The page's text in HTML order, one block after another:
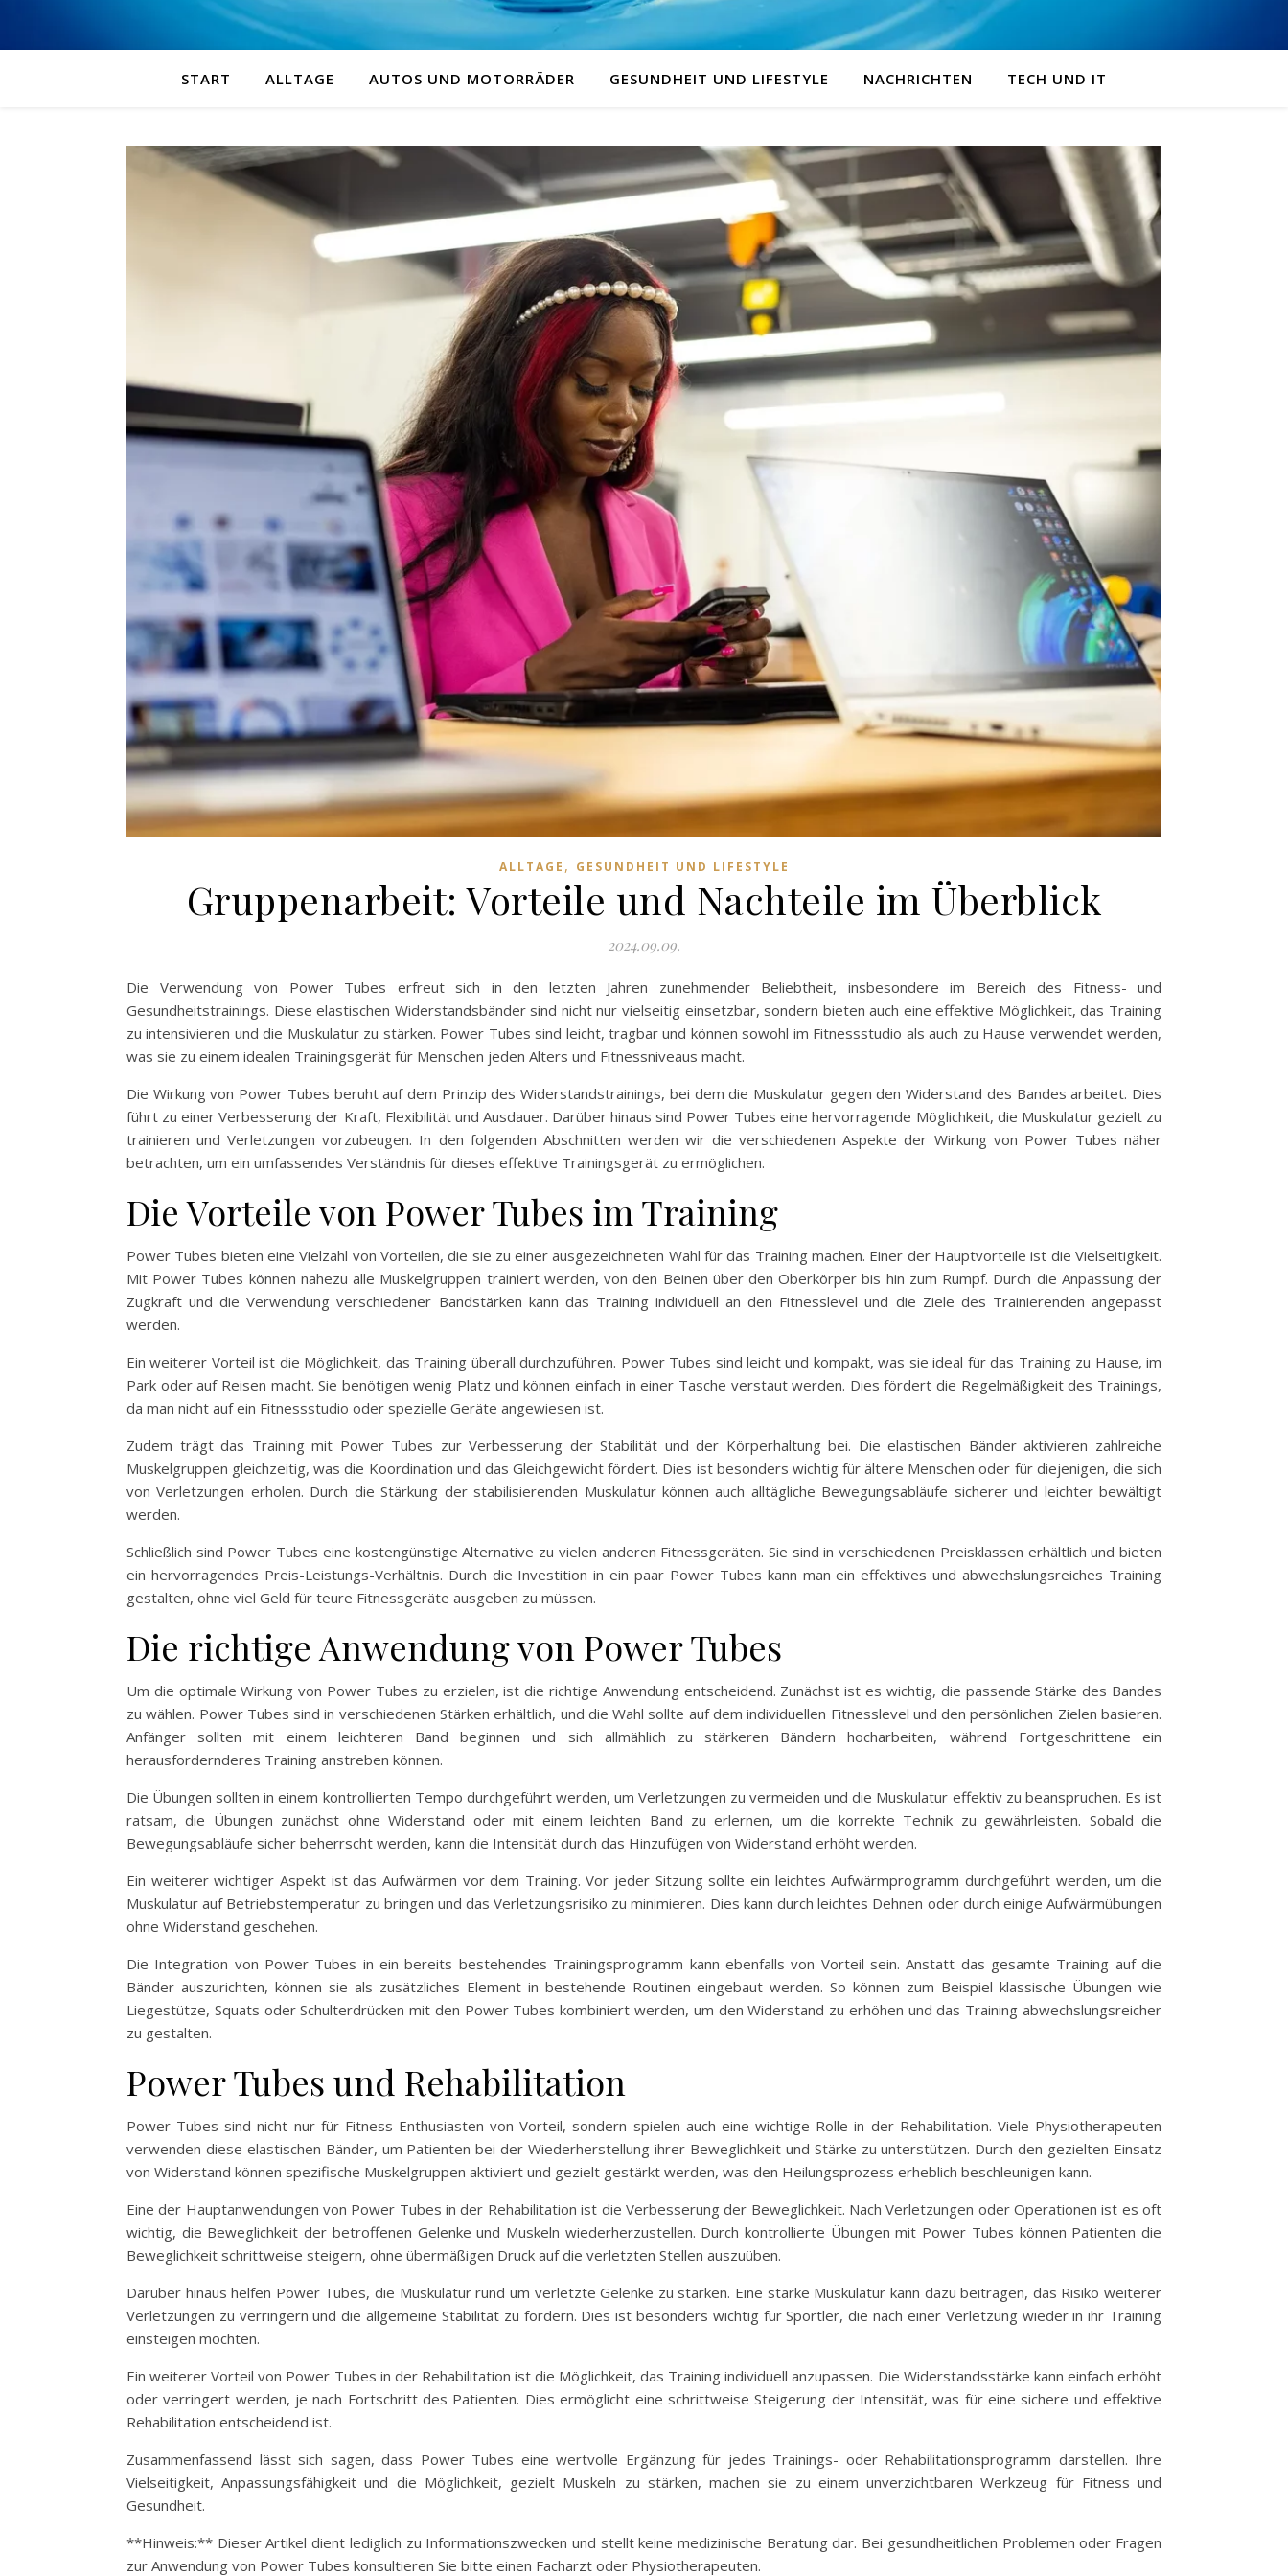
START ALLTAGE AUTOS UND MOTORRÄDER GESUNDHEIT UND LIFESTYLE NACHRICHTEN TECH UND IT
ALLTAGE , GESUNDHEIT UND LIFESTYLE
Gruppenarbeit: Vorteile und Nachteile im Überblick
2024.09.09.
Die Verwendung von Power Tubes erfreut sich in den letzten Jahren zunehmender Beliebtheit, insbesondere im Bereich des Fitness- und
Gesundheitstrainings. Diese elastischen Widerstandsbänder sind nicht nur vielseitig einsetzbar, sondern bieten auch eine effektive Möglichkeit, das Training
zu intensivieren und die Muskulatur zu stärken. Power Tubes sind leicht, tragbar und können sowohl im Fitnessstudio als auch zu Hause verwendet werden,
was sie zu einem idealen Trainingsgerät für Menschen jeden Alters und Fitnessniveaus macht.
Die Wirkung von Power Tubes beruht auf dem Prinzip des Widerstandstrainings, bei dem die Muskulatur gegen den Widerstand des Bandes arbeitet. Dies
führt zu einer Verbesserung der Kraft, Flexibilität und Ausdauer. Darüber hinaus sind Power Tubes eine hervorragende Möglichkeit, die Muskulatur gezielt zu
trainieren und Verletzungen vorzubeugen. In den folgenden Abschnitten werden wir die verschiedenen Aspekte der Wirkung von Power Tubes näher
betrachten, um ein umfassendes Verständnis für dieses effektive Trainingsgerät zu ermöglichen.
Die Vorteile von Power Tubes im Training
Power Tubes bieten eine Vielzahl von Vorteilen, die sie zu einer ausgezeichneten Wahl für das Training machen. Einer der Hauptvorteile ist die Vielseitigkeit.
Mit Power Tubes können nahezu alle Muskelgruppen trainiert werden, von den Beinen über den Oberkörper bis hin zum Rumpf. Durch die Anpassung der
Zugkraft und die Verwendung verschiedener Bandstärken kann das Training individuell an den Fitnesslevel und die Ziele des Trainierenden angepasst
werden.
Ein weiterer Vorteil ist die Möglichkeit, das Training überall durchzuführen. Power Tubes sind leicht und kompakt, was sie ideal für das Training zu Hause, im
Park oder auf Reisen macht. Sie benötigen wenig Platz und können einfach in einer Tasche verstaut werden. Dies fördert die Regelmäßigkeit des Trainings,
da man nicht auf ein Fitnessstudio oder spezielle Geräte angewiesen ist.
Zudem trägt das Training mit Power Tubes zur Verbesserung der Stabilität und der Körperhaltung bei. Die elastischen Bänder aktivieren zahlreiche
Muskelgruppen gleichzeitig, was die Koordination und das Gleichgewicht fördert. Dies ist besonders wichtig für ältere Menschen oder für diejenigen, die sich
von Verletzungen erholen. Durch die Stärkung der stabilisierenden Muskulatur können auch alltägliche Bewegungsabläufe sicherer und leichter bewältigt
werden.
Schließlich sind Power Tubes eine kostengünstige Alternative zu vielen anderen Fitnessgeräten. Sie sind in verschiedenen Preisklassen erhältlich und bieten
ein hervorragendes Preis-Leistungs-Verhältnis. Durch die Investition in ein paar Power Tubes kann man ein effektives und abwechslungsreiches Training
gestalten, ohne viel Geld für teure Fitnessgeräte ausgeben zu müssen.
Die richtige Anwendung von Power Tubes
Um die optimale Wirkung von Power Tubes zu erzielen, ist die richtige Anwendung entscheidend. Zunächst ist es wichtig, die passende Stärke des Bandes
zu wählen. Power Tubes sind in verschiedenen Stärken erhältlich, und die Wahl sollte auf dem individuellen Fitnesslevel und den persönlichen Zielen basieren.
Anfänger sollten mit einem leichteren Band beginnen und sich allmählich zu stärkeren Bändern hocharbeiten, während Fortgeschrittene ein
herausfordernderes Training anstreben können.
Die Übungen sollten in einem kontrollierten Tempo durchgeführt werden, um Verletzungen zu vermeiden und die Muskulatur effektiv zu beanspruchen. Es ist
ratsam, die Übungen zunächst ohne Widerstand oder mit einem leichten Band zu erlernen, um die korrekte Technik zu gewährleisten. Sobald die
Bewegungsabläufe sicher beherrscht werden, kann die Intensität durch das Hinzufügen von Widerstand erhöht werden.
Ein weiterer wichtiger Aspekt ist das Aufwärmen vor dem Training. Vor jeder Sitzung sollte ein leichtes Aufwärmprogramm durchgeführt werden, um die
Muskulatur auf Betriebstemperatur zu bringen und das Verletzungsrisiko zu minimieren. Dies kann durch leichtes Dehnen oder durch einige Aufwärmübungen
ohne Widerstand geschehen.
Die Integration von Power Tubes in ein bereits bestehendes Trainingsprogramm kann ebenfalls von Vorteil sein. Anstatt das gesamte Training auf die
Bänder auszurichten, können sie als zusätzliches Element in bestehende Routinen eingebaut werden. So können zum Beispiel klassische Übungen wie
Liegestütze, Squats oder Schulterdrücken mit den Power Tubes kombiniert werden, um den Widerstand zu erhöhen und das Training abwechslungsreicher
zu gestalten.
Power Tubes und Rehabilitation
Power Tubes sind nicht nur für Fitness-Enthusiasten von Vorteil, sondern spielen auch eine wichtige Rolle in der Rehabilitation. Viele Physiotherapeuten
verwenden diese elastischen Bänder, um Patienten bei der Wiederherstellung ihrer Beweglichkeit und Stärke zu unterstützen. Durch den gezielten Einsatz
von Widerstand können spezifische Muskelgruppen aktiviert und gezielt gestärkt werden, was den Heilungsprozess erheblich beschleunigen kann.
Eine der Hauptanwendungen von Power Tubes in der Rehabilitation ist die Verbesserung der Beweglichkeit. Nach Verletzungen oder Operationen ist es oft
wichtig, die Beweglichkeit der betroffenen Gelenke und Muskeln wiederherzustellen. Durch kontrollierte Übungen mit Power Tubes können Patienten die
Beweglichkeit schrittweise steigern, ohne übermäßigen Druck auf die verletzten Stellen auszuüben.
Darüber hinaus helfen Power Tubes, die Muskulatur rund um verletzte Gelenke zu stärken. Eine starke Muskulatur kann dazu beitragen, das Risiko weiterer
Verletzungen zu verringern und die allgemeine Stabilität zu fördern. Dies ist besonders wichtig für Sportler, die nach einer Verletzung wieder in ihr Training
einsteigen möchten.
Ein weiterer Vorteil von Power Tubes in der Rehabilitation ist die Möglichkeit, das Training individuell anzupassen. Die Widerstandsstärke kann einfach erhöht
oder verringert werden, je nach Fortschritt des Patienten. Dies ermöglicht eine schrittweise Steigerung der Intensität, was für eine sichere und effektive
Rehabilitation entscheidend ist.
Zusammenfassend lässt sich sagen, dass Power Tubes eine wertvolle Ergänzung für jedes Trainings- oder Rehabilitationsprogramm darstellen. Ihre
Vielseitigkeit, Anpassungsfähigkeit und die Möglichkeit, gezielt Muskeln zu stärken, machen sie zu einem unverzichtbaren Werkzeug für Fitness und
Gesundheit.
**Hinweis:** Dieser Artikel dient lediglich zu Informationszwecken und stellt keine medizinische Beratung dar. Bei gesundheitlichen Problemen oder Fragen
zur Anwendung von Power Tubes konsultieren Sie bitte einen Facharzt oder Physiotherapeuten.